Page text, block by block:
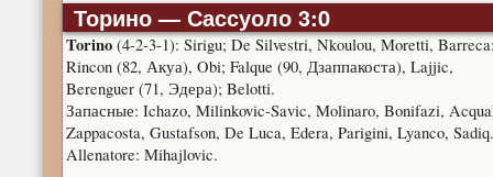
Торино — Сассуоло 3:0
Torino(4-2-3-1): Sirigu; De Silvestri, Nkoulou, Moretti,
Rincon (82, Акуа), Obi; Falque (90, Дзаппакоста), Lajjic,
Berenguer (71, Эдера); Belotti.
Запасные: Ichazo, Milinkovic-Savic, Molinaro, Bonifazi,
Zappacosta, Gustafson, De Luca, Edera, Parigini, Lyanco, Sadiq.
Allenatore: Mihajlovic.